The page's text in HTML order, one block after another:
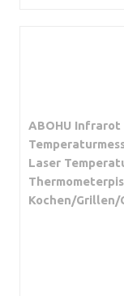
ABOHU Infrarot
Laser
Kochen/Grillen/